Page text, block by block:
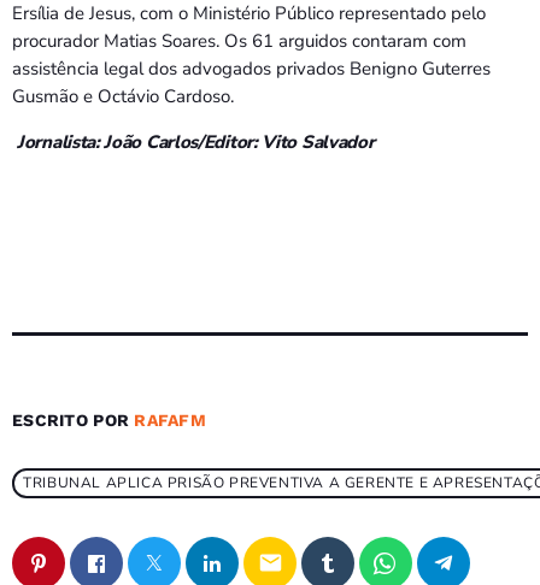
Ersília de Jesus, com o Ministério Público representado pelo
procurador Matias Soares. Os 61 arguidos contaram com
assistência legal dos advogados privados Benigno Guterres
Gusmão e Octávio Cardoso.
Jornalista: João Carlos/Editor: Vito Salvador
ESCRITO POR RAFAFM
TRIBUNAL APLICA PRISÃO PREVENTIVA A GERENTE E
email